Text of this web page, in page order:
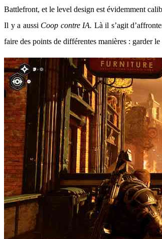
Battlefront, et le level design est évidemment
Il y a aussi Coop contre IA. Là il s’agit
faire des points de différentes manières : garder